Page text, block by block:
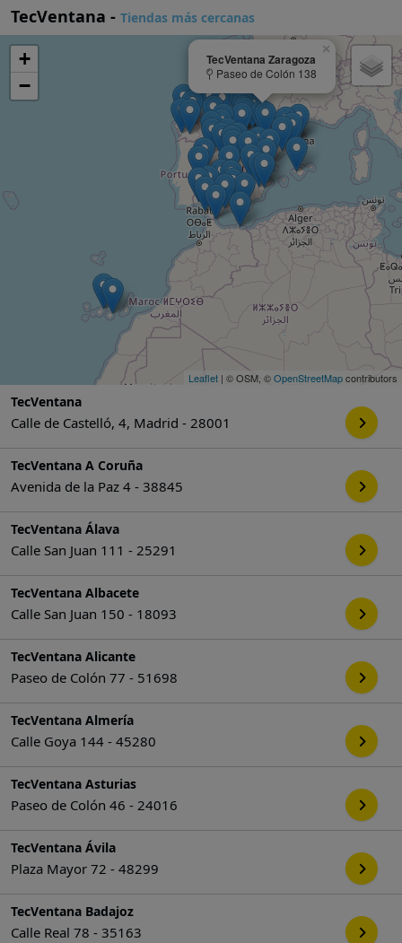
TecVentana - Tiendas más cercanas
TecVentana
Calle de Castelló, 4, Madrid - 28001
TecVentana A Coruña
Avenida de la Paz 4 - 38845
TecVentana Álava
Calle San Juan 111 - 25291
TecVentana Albacete
Calle San Juan 150 - 18093
TecVentana Alicante
Paseo de Colón 77 - 51698
TecVentana Almería
Calle Goya 144 - 45280
TecVentana Asturias
Paseo de Colón 46 - 24016
TecVentana Ávila
Plaza Mayor 72 - 48299
TecVentana Badajoz
Calle Real 78 - 35163
TecVentana Zaragoza
Paseo de Colón 138
×
+
−
Leaflet | © OSM, ©OpenStreetMapcontributors